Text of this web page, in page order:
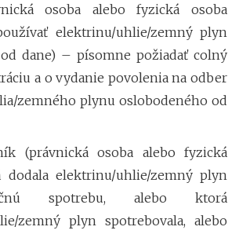
osoba alebo fyzická osoba
elektrinu/uhlie/zemný plyn
dane) – písomne požiadať colný
a o vydanie povolenia na odber
zemného plynu oslobodeného od
(právnická osoba alebo fyzická
dodala elektrinu/uhlie/zemný plyn
spotrebu, alebo ktorá
zemný plyn spotrebovala, alebo